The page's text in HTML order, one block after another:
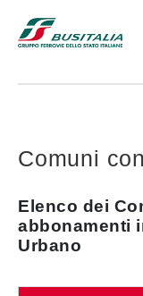
Comuni
Elenco dei
abbonamenti
Urbano